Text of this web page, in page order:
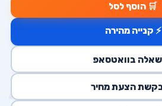
🛒 הוסף לסל
⚡ קנייה מהירה
בוואטסאפ
הצעת מחיר